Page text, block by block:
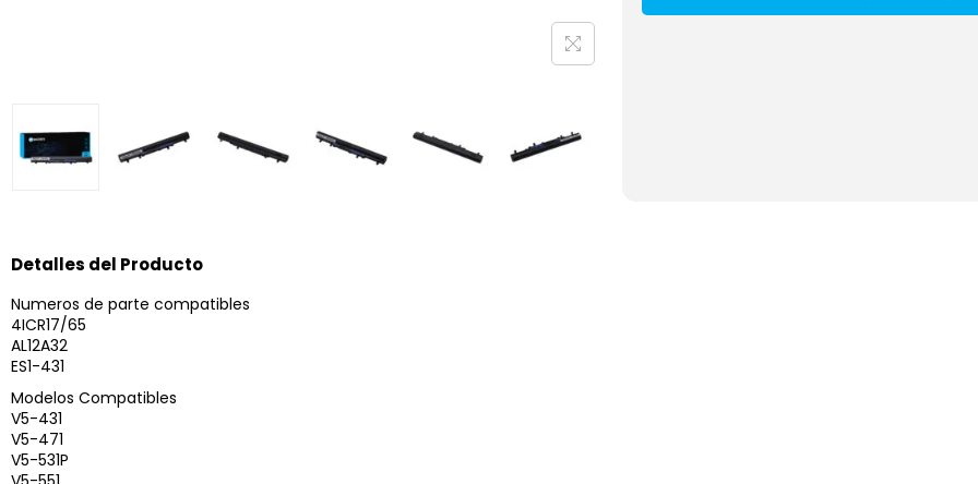
Detalles del Producto
Numeros de parte compatibles
4ICR17/65
AL12A32
ES1-431
Modelos Compatibles
V5-431
V5-471
V5-531P